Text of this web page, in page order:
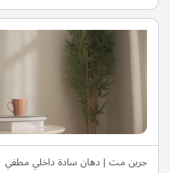
جرين مت | دهان سادة داخلي مطفي